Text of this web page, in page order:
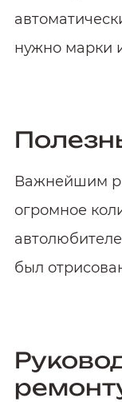
нужно марки
Важнейшим
огромное
был